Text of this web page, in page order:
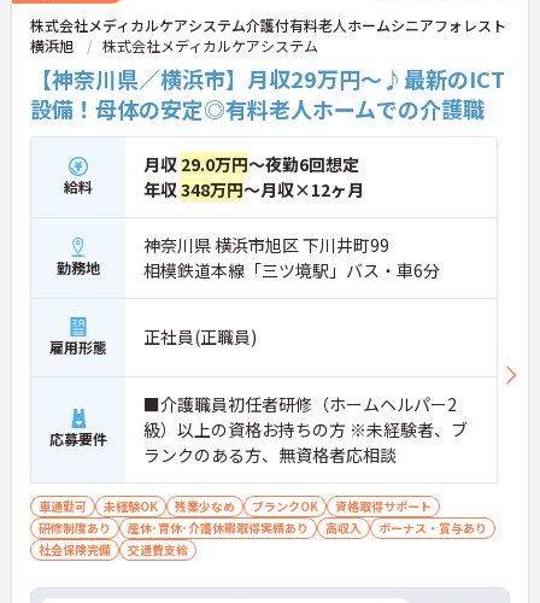
株式会社メディカルケアシステム介護付有料老人ホームシニアフォレスト
横浜旭
株式会社メディカルケアシステム
【神奈川県／横浜市】月収29万円～♪最新のICT
設備！母体の安定◎有料老人ホームでの介護職
給料
月収 29.0万円～夜勤6回想定
年収348万円～月収×12ヶ月
勤務地
神奈川県 横浜市旭区 下川井町99
相模鉄道本線「三ツ境駅」バス・車6分
雇用形態 正社員(正職員)
応募要件
■介護職員初任者研修（ホームヘルパー2
級）以上の資格お持ちの方 ※未経験者、ブ
ランクのある方、無資格者応相談
車通勤可 未経験OK 残業少なめ ブランクOK
資格取得サポート
研修制度あり
産休･育休･介護休暇取得実績あり 高収入
ボーナス・賞与あり
社会保険完備
交通費支給